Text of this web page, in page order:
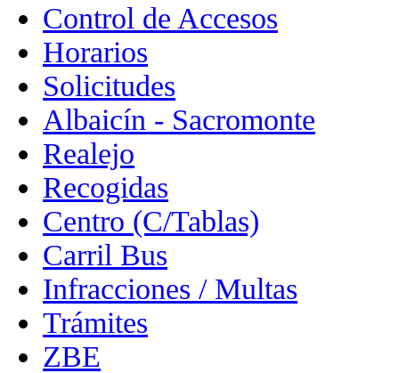
Control de Accesos
Horarios
Solicitudes
Albaicín - Sacromonte
Realejo
Recogidas
Centro (C/Tablas)
Carril Bus
Infracciones / Multas
Trámites
ZBE